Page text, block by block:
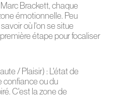
Brackett, chaque
émotionnelle. Peu
où l'on se situe
étape pour focaliser
/ Plaisir) : L'état de
confiance ou du
C'est la zone de